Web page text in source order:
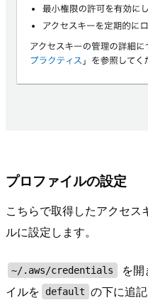
プロファイルの設定
こちらで取得したアクセス
ルに設定します。
~/.aws/credentials
を
イルを
default の下に追